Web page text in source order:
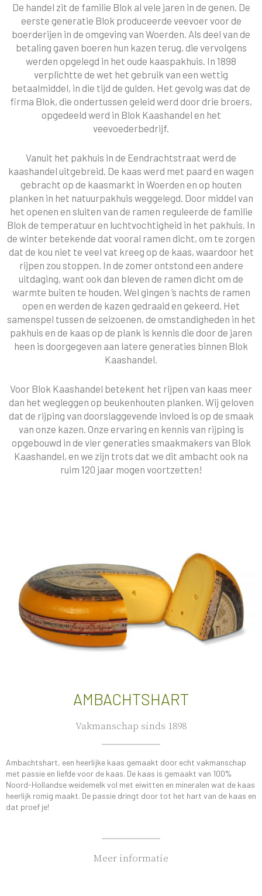
De handel zit de familie Blok al vele jaren in de genen. De
eerste generatie Blok produceerde veevoer voor de
boerderijen in de omgeving van Woerden. Als deel van de
betaling gaven boeren hun kazen terug, die vervolgens
werden opgelegd in het oude kaaspakhuis. In 1898
verplichtte de wet het gebruik van een wettig
betaalmiddel, in die tijd de gulden. Het gevolg was dat de
firma Blok, die ondertussen geleid werd door drie broers,
opgedeeld werd in Blok Kaashandel en het
veevoederbedrijf.
Vanuit het pakhuis in de Eendrachtstraat werd de
kaashandel uitgebreid. De kaas werd met paard en wagen
gebracht op de kaasmarkt in Woerden en op houten
planken in het natuurpakhuis weggelegd. Door middel van
het openen en sluiten van de ramen reguleerde de familie
Blok de temperatuur en luchtvochtigheid in het pakhuis. In
de winter betekende dat vooral ramen dicht, om te zorgen
dat de kou niet te veel vat kreeg op de kaas, waardoor het
rijpen zou stoppen. In de zomer ontstond een andere
uitdaging, want ook dan bleven de ramen dicht om de
warmte buiten te houden. Wel gingen ’s nachts de ramen
open en werden de kazen gedraaid en gekeerd. Het
samenspel tussen de seizoenen, de omstandigheden in het
pakhuis en de kaas op de plank is kennis die door de jaren
heen is doorgegeven aan latere generaties binnen Blok
Kaashandel.
Voor Blok Kaashandel betekent het rijpen van kaas meer
dan het wegleggen op beukenhouten planken. Wij geloven
dat de rijping van doorslaggevende invloed is op de smaak
van onze kazen. Onze ervaring en kennis van rijping is
opgebouwd in de vier generaties smaakmakers van Blok
Kaashandel, en we zijn trots dat we dit ambacht ook na
ruim 120 jaar mogen voortzetten!
AMBACHTSHART
Vakmanschap sinds 1898
Ambachtshart, een heerlijke kaas gemaakt door echt vakmanschap
met passie en liefde voor de kaas. De kaas is gemaakt van 100%
Noord-Hollandse weidemelk vol met eiwitten en mineralen wat de kaas
heerlijk romig maakt. De passie dringt door tot het hart van de kaas en
dat proef je!
Meer informatie